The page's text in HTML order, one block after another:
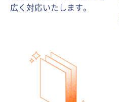
広く対応いたします。